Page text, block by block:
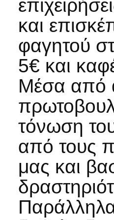
και
φαγητού
5€ και
Μέσα από
τόνωση
από τους
μας και